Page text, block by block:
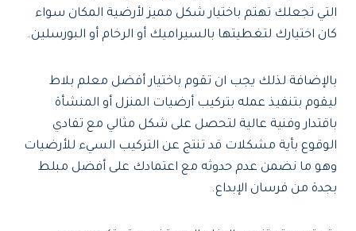
التي تجعلك تهتم باختيار شكل مميز لأرضية المكان سواء
كان اختيارك لتغطيتها بالسيراميك أو الرخام أو البورسلين.
بالإضافة لذلك يجب ان تقوم باختيار أفضل معلم بلاط
ليقوم بتنفيذ عمله بتركيب أرضيات المنزل أو المنشأة
باقتدار وفنية عالية لتحصل على شكل مثالي مع تفادي
الوقوع بأية مشكلات قد تنتج عن التركيب السيء للأرضيات
وهو ما نضمن عدم حدوثه مع اعتمادك على أفضل مبلط
بجدة من فرسان الإبداع.